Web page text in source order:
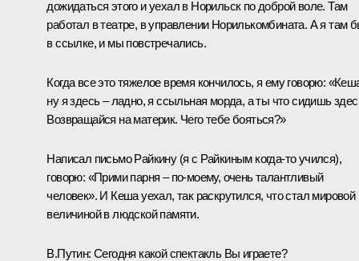
дожидаться этого и уехал в Норильск по доброй воле. Там
работал в театре, в управлении Норилькомбината. А я там
в ссылке, и мы повстречались.
Когда все это тяжелое время кончилось, я ему говорю:
ну я здесь – ладно, я ссыльная морда, а ты что сидишь
Возвращайся на материк. Чего тебе бояться?»
Написал письмо Райкину (я с Райкиным когда‑то учился),
говорю: «Прими парня – по‑моему, очень талантливый
человек». И Кеша уехал, так раскрутился, что стал мировой
величиной в людской памяти.
В.Путин: Сегодня какой спектакль Вы играете?